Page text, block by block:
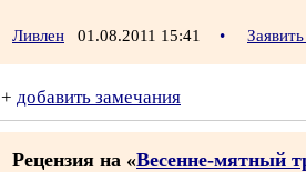
Ливлен 01.08.2011 15:41 •
+ добавить замечания
Рецензия на «Весенне-мятный